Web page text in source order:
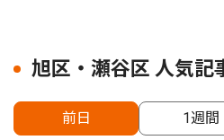
旭区・瀬谷区 人気記
前日 1週間